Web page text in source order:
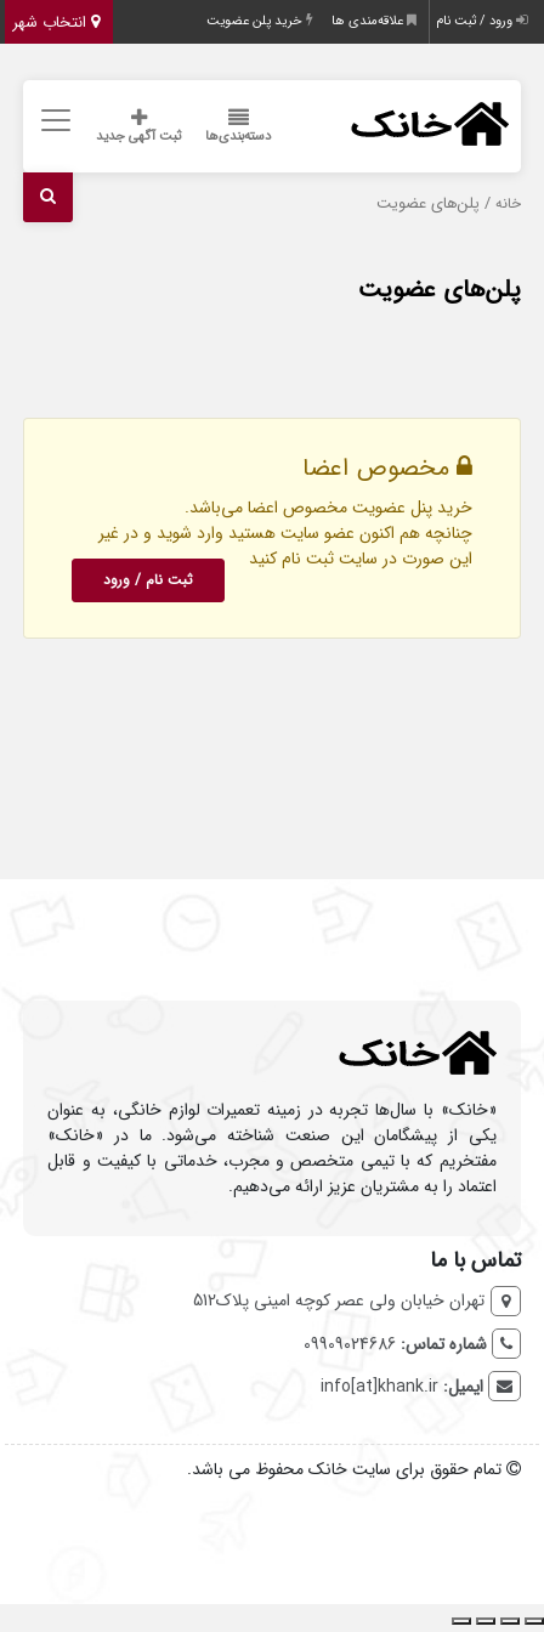
انتخاب شهر ورود / ثبت نام علاقه‌مندی ها خرید پلن عضویت
دسته‌بندی‌ها ثبت آگهی جدید
خانه / پلن‌های عضویت
پلن‌های عضویت
مخصوص اعضا
خرید پنل عضویت مخصوص اعضا می‌باشد.
چنانچه هم‌ اکنون عضو سایت هستید وارد شوید و در غیر
این صورت در سایت ثبت نام کنید
ثبت نام / ورود
«خانک» با سال‌ها تجربه در زمینه تعمیرات لوازم خانگی، به عنوان
یکی از پیشگامان این صنعت شناخته می‌شود. ما در «خانک»
مفتخریم که با تیمی متخصص و مجرب، خدماتی با کیفیت و قابل
اعتماد را به مشتریان عزیز ارائه می‌دهیم.
تماس با ما
تهران خیابان ولی عصر کوچه امینی پلاک512
شماره تماس: 09909024686
ایمیل:info[at]khank.ir
تمام حقوق برای سایت خانک محفوظ می باشد.